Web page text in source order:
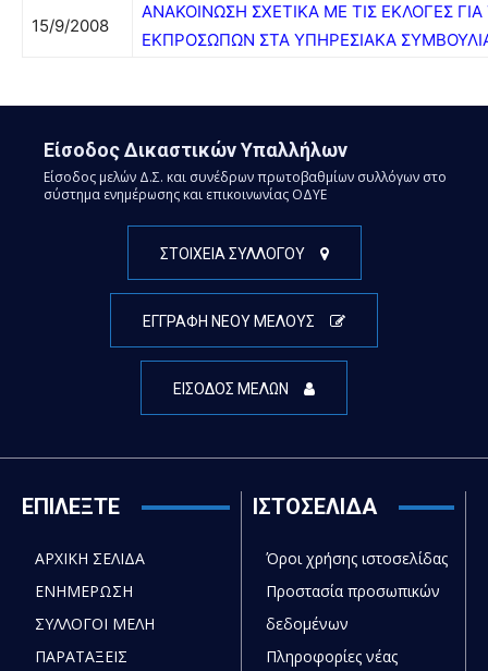
15/9/2008
ΑΝΑΚΟΙΝΩΣΗ ΣΧΕΤΙΚΑ ΜΕ ΤΙΣ ΕΚΛΟΓΕΣ
ΕΚΠΡΟΣΩΠΩΝ ΣΤΑ ΥΠΗΡΕΣΙΑΚΑ
Είσοδος Δικαστικών Υπαλλήλων
Είσοδος μελών Δ.Σ. και συνέδρων πρωτοβαθμίων συλλόγων στο
σύστημα ενημέρωσης και επικοινωνίας ΟΔΥΕ
ΣΤΟΙΧΕΙΑ ΣΥΛΛΟΓΟΥ
ΕΓΓΡΑΦΗ ΝΕΟΥ ΜΕΛΟΥΣ
ΕΙΣΟΔΟΣ ΜΕΛΩΝ
ΕΠΙΛΕΞΤΕ
ΑΡΧΙΚΗ ΣΕΛΙΔΑ
ΕΝΗΜΕΡΩΣΗ
ΣΥΛΛΟΓΟΙ ΜΕΛΗ
ΠΑΡΑΤΑΞΕΙΣ
ΙΣΤΟΣΕΛΙΔΑ
Όροι χρήσης ιστοσελίδας
Προστασία προσωπικών
δεδομένων
Πληροφορίες νέας